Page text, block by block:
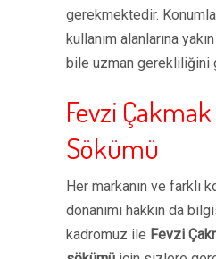
gerekmektedir.
kullanım alanlarına
bile uzman gerekliliğini
Fevzi
Sökümü
Her markanın ve farklı
donanımı hakkın da
kadromuz ile Fevzi